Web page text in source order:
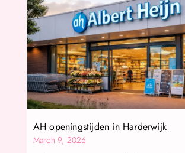
AH openingstijden in Harderwijk
March 9, 2026